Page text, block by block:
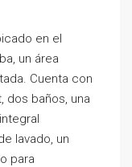
en el
un área
Cuenta con
dos baños, una
lavado, un
para